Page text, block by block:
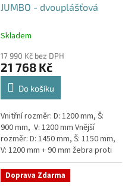
JUMBO - dvouplášťová
Skladem
17 990 Kč bez DPH
21 768 Kč
Do košíku
Vnitřní rozměr: D: 1200 mm, Š:
900 mm, V: 1200 mm Vnější
rozměr: D: 1450 mm, Š: 1150 mm,
V: 1200 mm + 90 mm žebra proti
spodní vodě + komínek
Dvouplášťová...
Doprava Zdarma